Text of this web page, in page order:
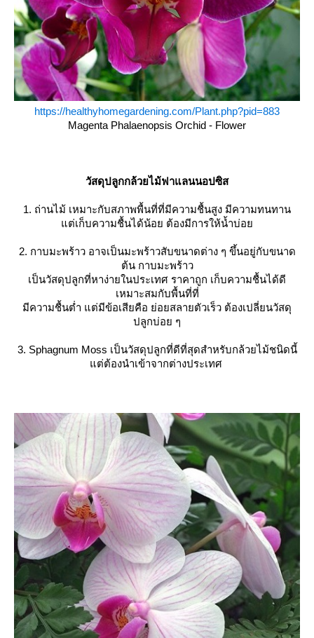
https://healthyhomegardening.com/Plant.php?pid=883
Magenta Phalaenopsis Orchid - Flower
วัสดุปลูกกล้วยไม้ฟาแลนนอปซิส
1. ถ่านไม้ เหมาะกับสภาพพื้นที่ที่มีความชื้นสูง มีความทนทาน
ต่เก็บความชื้นได้น้อย ต้องมีการให้น้ำบ่อ
2. กาบมะพร้าว อาจเป็นมะพร้าวสับขนาดต่าง ๆ ขึ้นอยู่กับขนาด
ต้น กาบมะพร้าว
เป็นวัสดุปลูกที่หาง่ายในประเทศ ราคาถูก เก็บความชื้นได้ดี
เหมาะสมกับพื้นที่ที่
มีความชื้นต่ำ แต่มีข้อเสียคือ ย่อยสลายตัวเร็ว ต้องเปลี่ยนวัสดุ
ปลูกบ่อย ๆ
3. Sphagnum Moss เป็นวัสดุปลูกที่ดีที่สุดสำหรับกล้วยไม้ชนิดนี้
ต่ต้องนำเข้าจากต่างประเทศ